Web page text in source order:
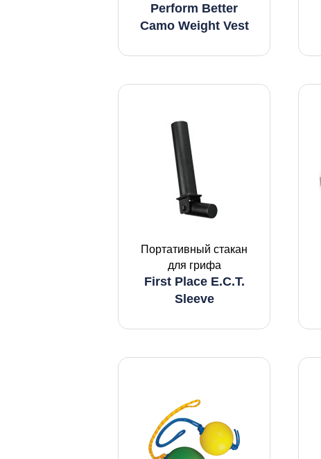
Perform Better
Camo Weight Vest
Портативный стакан
для грифа
First Place E.C.T.
Sleeve